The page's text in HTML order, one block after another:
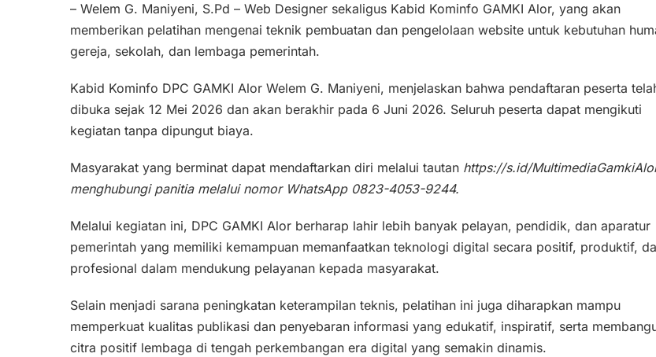
– Welem G. Maniyeni, S.Pd – Web Designer sekaligus Kabid Kominfo GAMKI Alor, yang akan
memberikan pelatihan mengenai teknik pembuatan dan pengelolaan website untuk kebutuhan
gereja, sekolah, dan lembaga pemerintah.
Kabid Kominfo DPC GAMKI Alor Welem G. Maniyeni, menjelaskan bahwa pendaftaran peserta
dibuka sejak 12 Mei 2026 dan akan berakhir pada 6 Juni 2026. Seluruh peserta dapat mengikuti
kegiatan tanpa dipungut biaya.
Masyarakat yang berminat dapat mendaftarkan diri melalui tautan https://s.id/
menghubungi panitia melalui nomor WhatsApp 0823-4053-9244.
Melalui kegiatan ini, DPC GAMKI Alor berharap lahir lebih banyak pelayan, pendidik, dan aparatur
pemerintah yang memiliki kemampuan memanfaatkan teknologi digital secara positif, produktif,
profesional dalam mendukung pelayanan kepada masyarakat.
Selain menjadi sarana peningkatan keterampilan teknis, pelatihan ini juga diharapkan mampu
memperkuat kualitas publikasi dan penyebaran informasi yang edukatif, inspiratif, serta
citra positif lembaga di tengah perkembangan era digital yang semakin dinamis.